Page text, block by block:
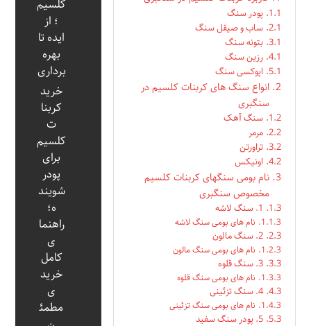
پودر سنگ
ساب و صیقل سنگ
بتونه سنگ
رزین سنگ
اپوکسی سنگ
انواع سنگ های کربنات کلسیم در
سنگبری
سنگ آهک
مرمر
تراورتن
اونیکس
نام بومی سنگهای کربنات کلسیم
مخصوص سنگبری
1. سنگ لاشه
نام های بومی سنگ لاشه
2. سنگ مالون
نام های بومی سنگ مالون
3. سنگ قلوه
نام های بومی سنگ قلوه
4. سنگ تزئینی
نام های بومی سنگ تزئینی
5. پودر سنگ سفید
کلسیم
؛ از
ایده تا
بهره‌
برداری
خرید
کربنا
ت
کلسیم
برای
پودر
شویند
ه؛
راهنما
ی
کامل
خرید
ی
مطمئ